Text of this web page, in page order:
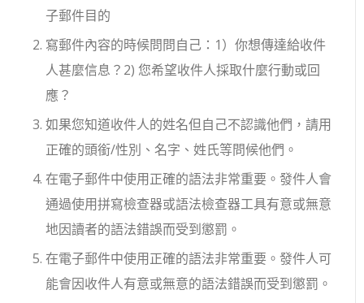
子郵件目的
寫郵件內容的時候問問自己：1）你想傳達給收件
人甚麼信息？2) 您希望收件人採取什麼行動或回
應？
如果您知道收件人的姓名但自己不認識他們，請用
正確的頭銜/性別、名字、姓氏等問候他們。
在電子郵件中使用正確的語法非常重要。發件人會
通過使用拼寫檢查器或語法檢查器工具有意或無意
地因讀者的語法錯誤而受到懲罰。
在電子郵件中使用正確的語法非常重要。發件人可
能會因收件人有意或無意的語法錯誤而受到懲罰。